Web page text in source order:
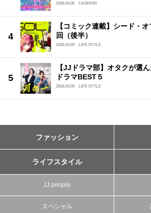
2026.04.06 FASHION
【コミック連載】シード・
回（後半）
2026.04.09 LIFE STYLE
【JJドラマ部】オタクが選
ドラマBEST５
2026.04.09 LIFE STYLE
ファッション
ライフスタイル
JJ people
スペシャル